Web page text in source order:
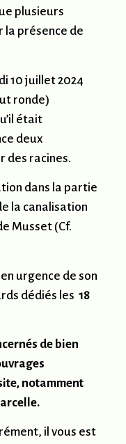
plusieurs
la présence de
10 juillet 2024
ronde)
était
deux
des racines.
dans la partie
la canalisation
Musset (Cf.
urgence de son
dédiés les 18
de bien
notamment
il vous est